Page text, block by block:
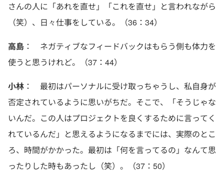
さんの人に「あれを直せ」「これを直せ」と言われながら
（笑）、日々仕事をしている。（36：34）
高島 ： ネガティブなフィードバックはもらう側も体力を
使うと思うけれど。（37：44）
小林 ： 最初はパーソナルに受け取っちゃうし、私自身が
否定されているように思いがちだ。そこで、「そうじゃな
いんだ。この人はプロジェクトを良くするために言ってく
れているんだ」と思えるようになるまでには、実際のとこ
ろ、時間がかかった。最初は「何を言ってるの」なんて思
ったりした時もあったし（笑）。（37：50）